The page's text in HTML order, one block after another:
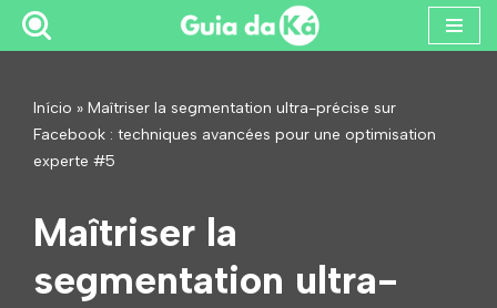
conteúdo
Início » Maîtriser la segmentation ultra-précise sur
Facebook : techniques avancées pour une optimisation
experte #5
Maîtriser la
segmentation ultra-